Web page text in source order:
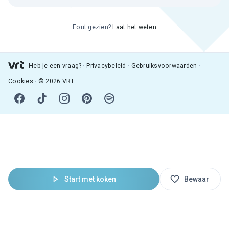
Start met koken Bewaar
Fout gezien? Laat het weten
Heb je een vraag? Privacybeleid Gebruiksvoorwaarden
Cookies © 2026 VRT